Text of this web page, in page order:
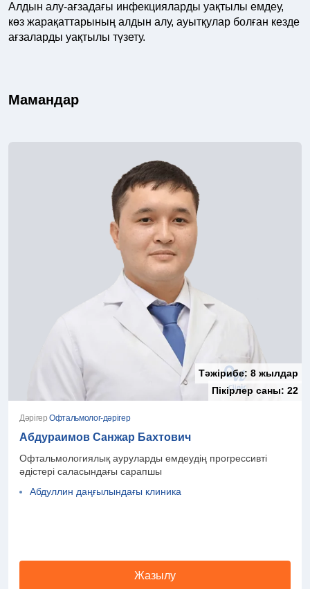
Алдын алу-ағзадағы инфекцияларды уақтылы емдеу,
көз жарақаттарының алдын алу, ауытқулар болған кезде
ағзаларды уақтылы түзету.
Мамандар
Тәжірибе: 8 жылдар
Пікірлер саны: 22
ДәрігерОфтальмолог-дәрігер
Абдураимов Санжар Бахтович
Офтальмологиялық ауруларды емдеудің прогрессивті
әдістері саласындағы сарапшы
Абдуллин даңғылындағы клиника
Жазылу